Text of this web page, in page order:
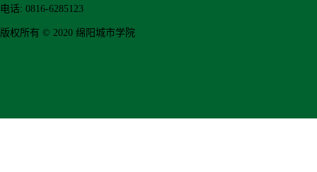
电话: 0816-6285123
版权所有 © 2020 绵阳城市学院